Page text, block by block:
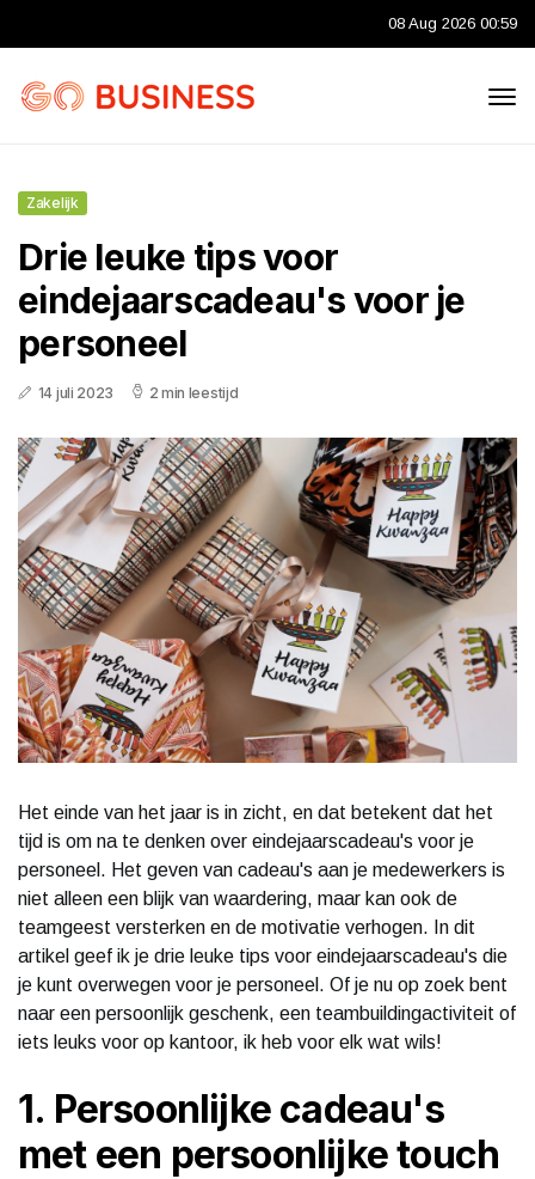
08 Aug 2026 00:59
Zakelijk
Drie leuke tips voor
eindejaarscadeau's voor je
personeel
14 juli 2023 2 min leestijd
Het einde van het jaar is in zicht, en dat betekent dat het
tijd is om na te denken over eindejaarscadeau's voor je
personeel. Het geven van cadeau's aan je medewerkers is
niet alleen een blijk van waardering, maar kan ook de
teamgeest versterken en de motivatie verhogen. In dit
artikel geef ik je drie leuke tips voor eindejaarscadeau's die
je kunt overwegen voor je personeel. Of je nu op zoek bent
naar een persoonlijk geschenk, een teambuildingactiviteit of
iets leuks voor op kantoor, ik heb voor elk wat wils!
1. Persoonlijke cadeau's
met een persoonlijke touch